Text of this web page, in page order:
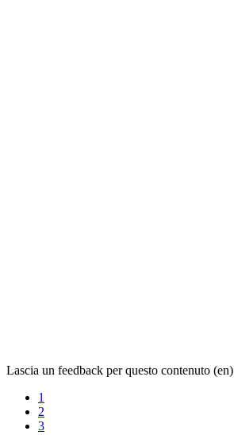
Lascia un feedback per questo contenuto (en)
1
2
3